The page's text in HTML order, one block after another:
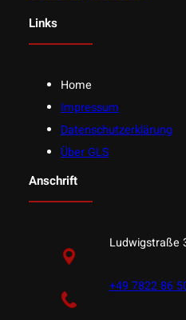
Links
Home
Impressum
Datenschutzerklärung
Über GLS
Anschrift
Ludwigstraße
+49 7822 86